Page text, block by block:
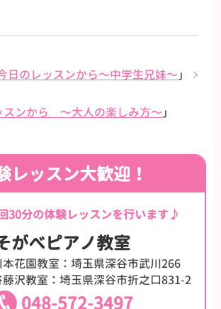
日のレッスンから〜中学生兄妹〜 」
スンから 〜大人の楽しみ方〜 」
レッスン大歓迎！
30分の体験レッスンを行います♪
がべピアノ教室
本花園教室：埼玉県深谷市武川266
藤沢教室：埼玉県深谷市折之口831-2
048-572-3497